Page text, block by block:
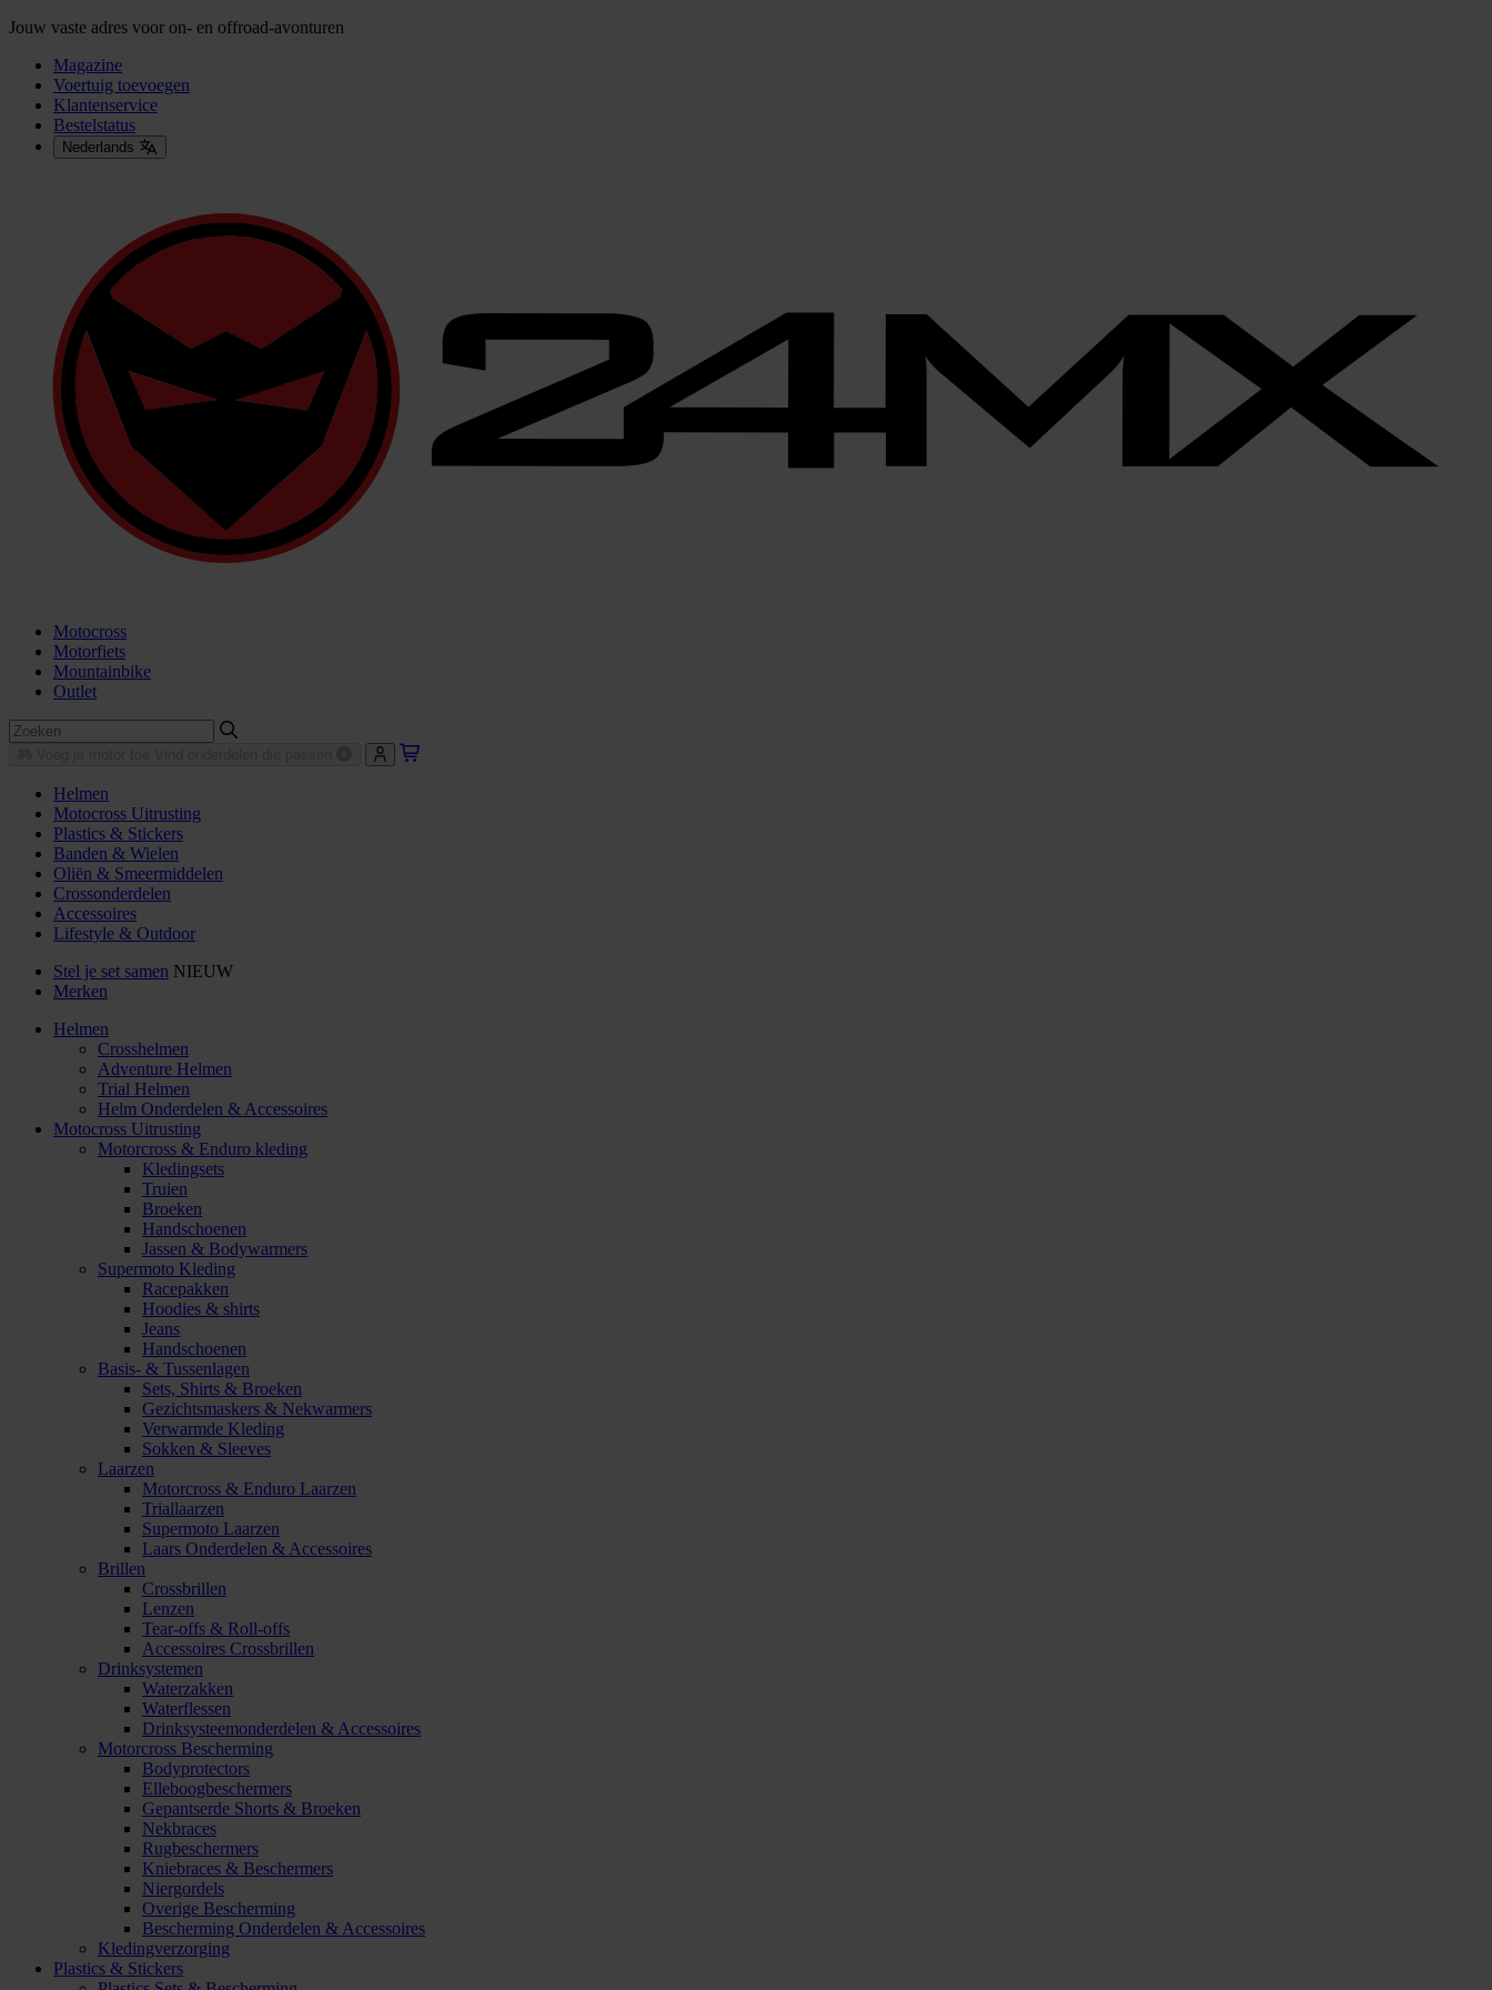
Jouw vaste adres voor on- en offroad-avonturen
Magazine
Voertuig toevoegen
Klantenservice
Bestelstatus
Nederlands
Motocross
Motorfiets
Mountainbike
Outlet
Helmen
Motocross Uitrusting
Plastics & Stickers
Banden & Wielen
Oliën & Smeermiddelen
Crossonderdelen
Accessoires
Lifestyle & Outdoor
Stel je set samen NIEUW
Merken
Helmen
Crosshelmen
Adventure Helmen
Trial Helmen
Helm Onderdelen & Accessoires
Motocross Uitrusting
Motorcross & Enduro kleding
Kledingsets
Truien
Broeken
Handschoenen
Jassen & Bodywarmers
Supermoto Kleding
Racepakken
Hoodies & shirts
Jeans
Handschoenen
Basis- & Tussenlagen
Sets, Shirts & Broeken
Gezichtsmaskers & Nekwarmers
Verwarmde Kleding
Sokken & Sleeves
Laarzen
Motorcross & Enduro Laarzen
Triallaarzen
Supermoto Laarzen
Laars Onderdelen & Accessoires
Brillen
Crossbrillen
Lenzen
Tear-offs & Roll-offs
Accessoires Crossbrillen
Drinksystemen
Waterzakken
Waterflessen
Drinksysteemonderdelen & Accessoires
Motorcross Bescherming
Bodyprotectors
Elleboogbeschermers
Gepantserde Shorts & Broeken
Nekbraces
Rugbeschermers
Kniebraces & Beschermers
Niergordels
Overige Bescherming
Bescherming Onderdelen & Accessoires
Kledingverzorging
Plastics & Stickers